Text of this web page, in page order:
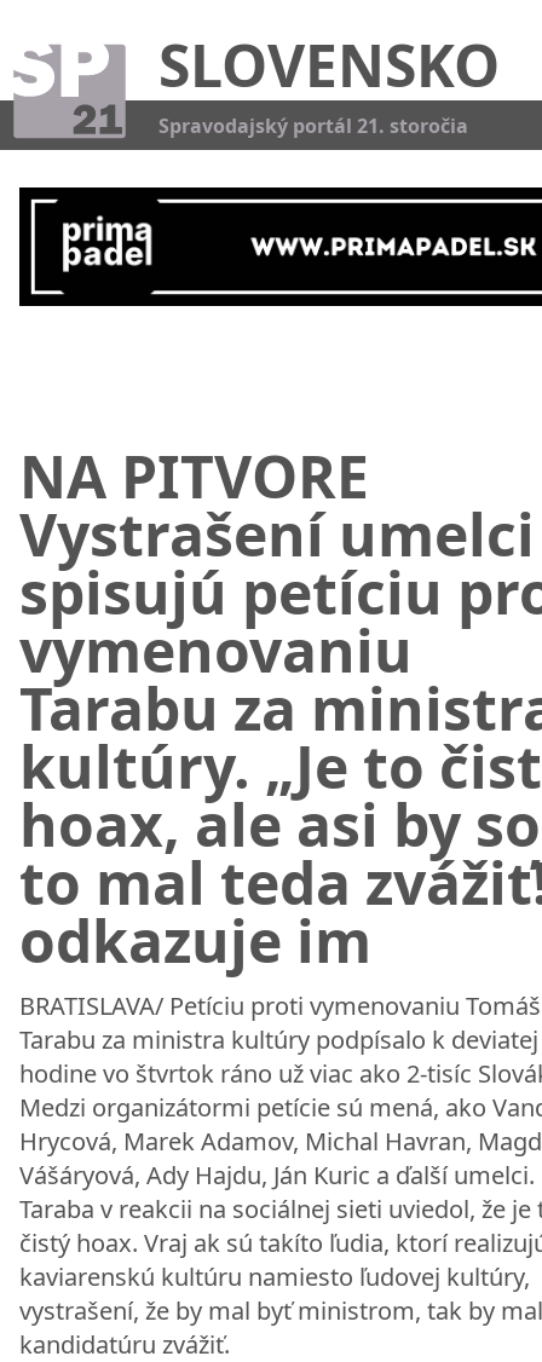
SLOVENSKO
Spravodajský portál 21. storočia
NA PITVORE
Vystrašení umelci
spisujú petíciu
vymenovaniu
Tarabu za
kultúry. „Je to
hoax, ale asi by
to mal teda
odkazuje im
BRATISLAVA/ Petíciu proti vymenovaniu
Tarabu za ministra kultúry podpísalo k deviatej
hodine vo štvrtok ráno už viac ako 2-tisíc
Medzi organizátormi petície sú mená, ako
Hrycová, Marek Adamov, Michal Havran,
Vášáryová, Ady Hajdu, Ján Kuric a ďalší umelci.
Taraba v reakcii na sociálnej sieti uviedol, že je
čistý hoax. Vraj ak sú takíto ľudia, ktorí
kaviarenskú kultúru namiesto ľudovej kultúry,
vystrašení, že by mal byť ministrom, tak by
kandidatúru zvážiť.